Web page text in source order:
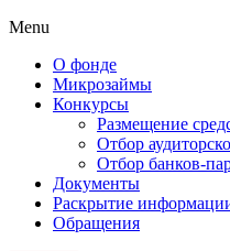
Menu
О фонде
Микрозаймы
Конкурсы
Размещение
Отбор
Отбор банков-
Документы
Раскрытие
Обращения